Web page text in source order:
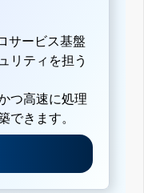
サービス基盤
リティを担う
つ高速に処理
できます。